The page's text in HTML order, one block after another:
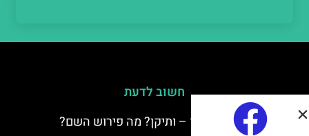
חשוב לדעת
למה קוראים לוותיקן – ותיקן? מה פירוש השם?